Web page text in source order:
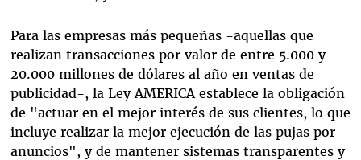
Para las empresas más pequeñas -aquellas que
realizan transacciones por valor de entre 5.000 y
20.000 millones de dólares al año en ventas de
publicidad-, la Ley AMERICA establece la obligación
de "actuar en el mejor interés de sus clientes, lo que
incluye realizar la mejor ejecución de las pujas por
anuncios", y de mantener sistemas transparentes y